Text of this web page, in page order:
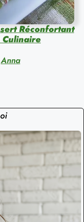
Réconfortant
Anna